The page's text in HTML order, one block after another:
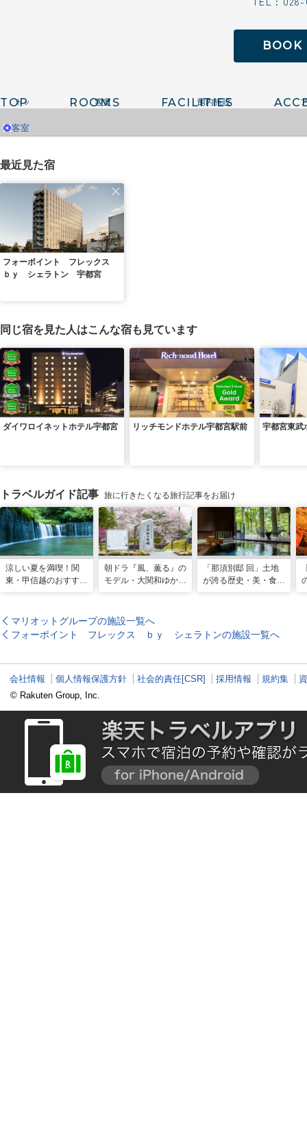
BOOK
TOP ROOMS FACILITIES
客室
最近見た宿
フォーポイント フレックス
ｂｙ シェラトン 宇都宮
同じ宿を見た人はこんな宿も見ています
ダイワロイネットホテル宇都宮 リッチモンドホテル宇都宮駅前 宇都宮東武
トラベルガイド記事 旅に行きたくなる旅行記事をお届け
涼しい夏を満喫！関
東・甲信越のおすすめ
朝ドラ『風、薫る』の
モデル・大関和ゆかり
「那須別邸 回」土地
が誇る歴史・美・食を
マリオットグループの施設一覧へ
フォーポイント フレックス ｂｙ シェラトンの施設一覧へ
会社情報 個人情報保護方針 社会的責任[CSR] 採用情報 規約集
© Rakuten Group, Inc.